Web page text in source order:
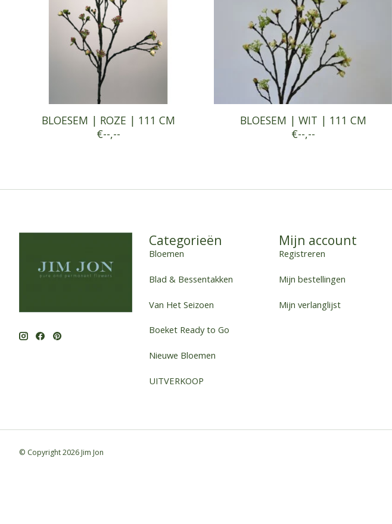
BLOESEM | ROZE | 111 CM
€--,--
BLOESEM | WIT | 111 CM
€--,--
Categorieën
Bloemen
Blad & Bessentakken
Van Het Seizoen
Boeket Ready to Go
Nieuwe Bloemen
UITVERKOOP
Mijn account
Registreren
Mijn bestellingen
Mijn verlanglijst
© Copyright 2026 Jim Jon